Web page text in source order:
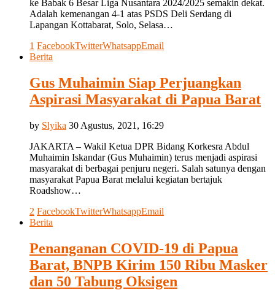
ke Babak 6 Besar Liga Nusantara 2024/2025 semakin dekat.
Adalah kemenangan 4-1 atas PSDS Deli Serdang di
Lapangan Kottabarat, Solo, Selasa…
1 FacebookTwitterWhatsappEmail
Berita
Gus Muhaimin Siap Perjuangkan
Aspirasi Masyarakat di Papua Barat
by Slyika 30 Agustus, 2021, 16:29
JAKARTA – Wakil Ketua DPR Bidang Korkesra Abdul
Muhaimin Iskandar (Gus Muhaimin) terus menjadi aspirasi
masyarakat di berbagai penjuru negeri. Salah satunya dengan
masyarakat Papua Barat melalui kegiatan bertajuk
Roadshow…
2 FacebookTwitterWhatsappEmail
Berita
Penanganan COVID-19 di Papua
Barat, BNPB Kirim 150 Ribu Masker
dan 50 Tabung Oksigen